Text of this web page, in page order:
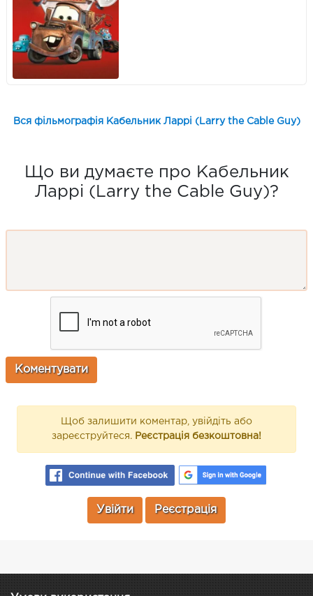
Вся фільмографія Кабельник Ларрі (Larry the Cable Guy)
Що ви думаєте про Кабельник
Ларрі (Larry the Cable Guy)?
Щоб залишити коментар, увійдіть або
зареєструйтеся. Реєстрація безкоштовна!
Увійти Реєстрація